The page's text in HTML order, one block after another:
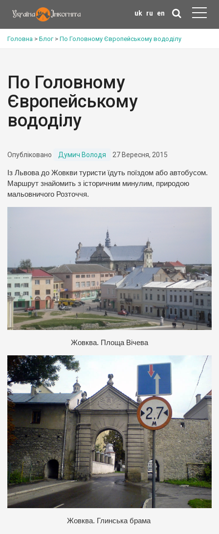
uk ru en
Головна > Блог> По Головному Європейському вододілу
По Головному
Європейському
вододілу
Опубліковано Думич Володя 27 Вересня, 2015
Із Львова до Жовкви туристи їдуть поїздом або автобусом.
Маршрут знайомить з історичним минулим, природою
мальовничого Розточчя.
Жовква. Площа Вічева
Жовква. Глинська брама